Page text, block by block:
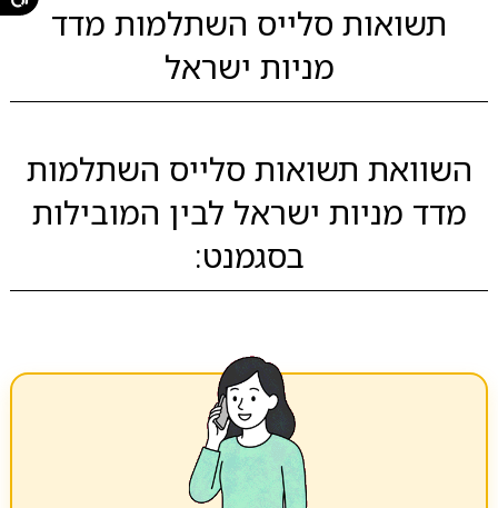
תשואות סלייס השתלמות מדד
מניות ישראל
השוואת תשואות סלייס השתלמות
מדד מניות ישראל לבין המובילות
בסגמנט: